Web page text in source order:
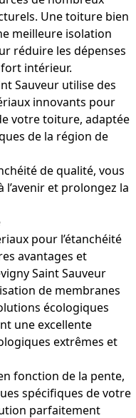
Une toiture bien
meilleure isolation
réduire les dépenses
intérieur.
Sauveur utilise des
innovants pour
votre toiture, adaptée
de la région de
de qualité, vous
et prolongez la
pour l’étanchéité
avantages et
Saint Sauveur
de membranes
écologiques
une excellente
extrêmes et
fonction de la pente,
spécifiques de votre
parfaitement